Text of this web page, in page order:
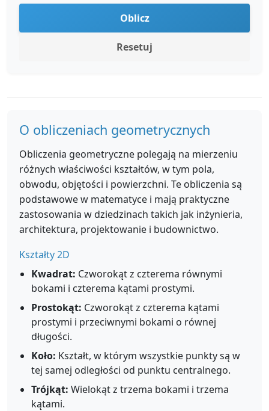
Oblicz
Resetuj
O obliczeniach geometrycznych
Obliczenia geometryczne polegają na mierzeniu
różnych właściwości kształtów, w tym pola,
obwodu, objętości i powierzchni. Te obliczenia są
podstawowe w matematyce i mają praktyczne
zastosowania w dziedzinach takich jak inżynieria,
architektura, projektowanie i budownictwo.
Kształty 2D
Kwadrat: Czworokąt z czterema równymi
bokami i czterema kątami prostymi.
Prostokąt: Czworokąt z czterema kątami
prostymi i przeciwnymi bokami o równej
długości.
Koło: Kształt, w którym wszystkie punkty są w
tej samej odległości od punktu centralnego.
Trójkąt: Wielokąt z trzema bokami i trzema
kątami.